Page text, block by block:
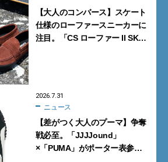
【大人のコンバース】スケート
仕様のローファースニーカーに
注目。「CS ローファー II SK」
2026.7.31
ニュース
【差がつく大人のプーマ】争奪
戦必至。「JJJJound」
×「PUMA」がポーター表参道